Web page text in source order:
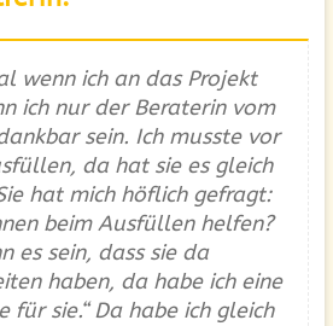
wenn ich an das Projekt
ich nur der Beraterin vom
sein. Ich musste vor
da hat sie es gleich
hat mich höflich gefragt:
beim Ausfüllen helfen?
es sein, dass sie da
haben, da habe ich eine
für sie.“ Da habe ich gleich